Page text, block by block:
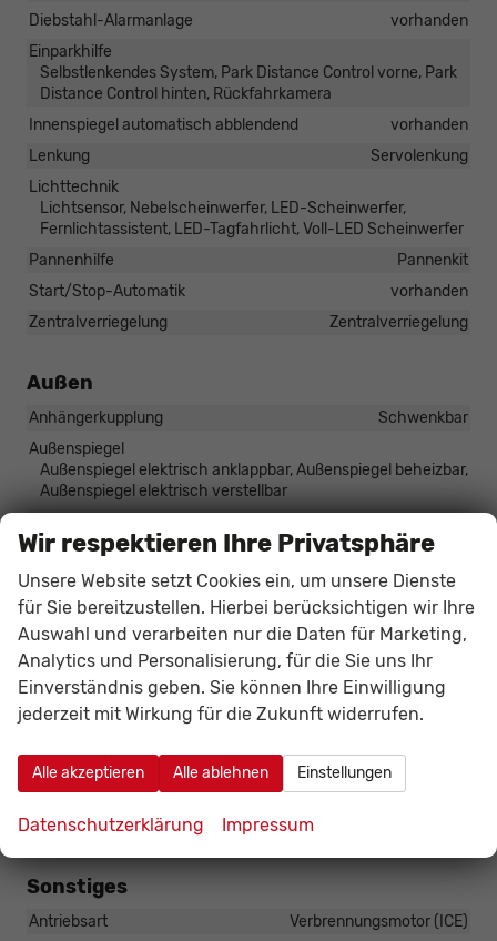
Diebstahl-Alarmanlage
vorhanden
Einparkhilfe
Selbstlenkendes System, Park Distance Control vorne, Park
Distance Control hinten, Rückfahrkamera
Innenspiegel automatisch abblendend
vorhanden
Lenkung
Servolenkung
Lichttechnik
Lichtsensor, Nebelscheinwerfer, LED-Scheinwerfer,
Fernlichtassistent, LED-Tagfahrlicht, Voll-LED Scheinwerfer
Pannenhilfe
Pannenkit
Start/Stop-Automatik
vorhanden
Zentralverriegelung
Zentralverriegelung
Außen
Anhängerkupplung
Schwenkbar
Außenspiegel
Außenspiegel elektrisch anklappbar, Außenspiegel beheizbar,
Außenspiegel elektrisch verstellbar
Dachreling
vorhanden
Gepäckraum-/Heckklappe
Elektrische Heckklappe, Gepäckraumklappe automatisch
betätigt
Räder & Technik
Antriebsachse
Fahrwerk- und Regelungssysteme
Antiblockiersystem (ABS), Elektronisches Stabilitäts-
Programm (ESP), Reifendruckkontrolle, Sportfahrwerk
Felgentyp
Sonstiges
Antriebsart
Verbrennungsmotor (ICE)
Wir respektieren Ihre Privatsphäre
Unsere Website setzt Cookies ein, um unsere Dienste
für Sie bereitzustellen. Hierbei berücksichtigen wir Ihre
Auswahl und verarbeiten nur die Daten für Marketing,
Analytics und Personalisierung, für die Sie uns Ihr
Einverständnis geben. Sie können Ihre Einwilligung
jederzeit mit Wirkung für die Zukunft widerrufen.
Alle akzeptieren Alle ablehnen Einstellungen
Datenschutzerklärung Impressum